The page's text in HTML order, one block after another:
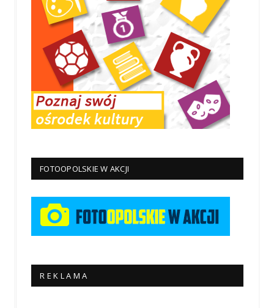
FOTOOPOLSKIE W AKCJI
R E K L A M A